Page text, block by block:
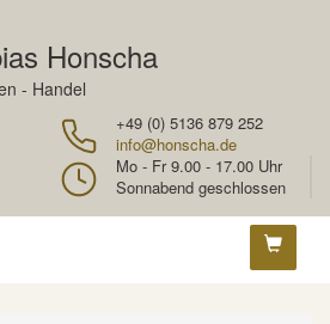
Honscha
- Handel
+49 (0) 5136 879 252
info@honscha.de
Mo - Fr 9.00 - 17.00 Uhr
Sonnabend geschlossen